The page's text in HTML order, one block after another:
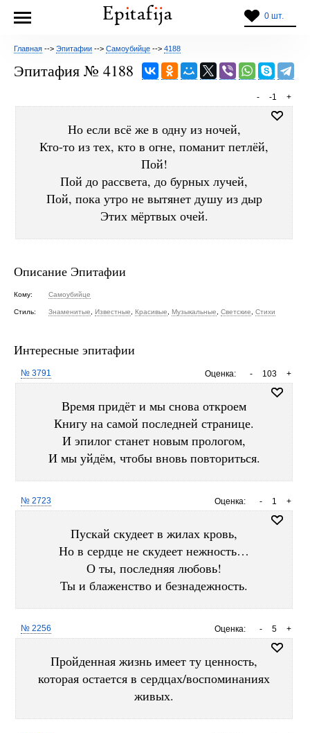
0 шт.
Главная --> Эпитафии --> Самоубийце --> 4188
Эпитафия № 4188
+
-1
-
Но если всё же в одну из ночей,
Кто-то из тех, кто в огне, поманит петлёй,
Пой!
Пой до рассвета, до бурных лучей,
Пой, пока утро не вытянет душу из дыр
Этих мёртвых очей.
Описание Эпитафии
Кому: Самоубийце
Стиль: Знаменитые Известные Красивые Музыкальные Светские Стихи
Интересные эпитафии
Оценка: +
103
-
№ 3791
Время придёт и мы снова откроем
Книгу на самой последней странице.
И эпилог станет новым прологом,
И мы уйдём, чтобы вновь повториться.
Оценка: +
1
-
№ 2723
Пускай скудеет в жилах кровь,
Но в сердце не скудеет нежность…
О ты, последняя любовь!
Ты и блаженство и безнадежность.
Оценка: +
5
-
№ 2256
Пройденная жизнь имеет ту ценность,
которая остается в сердцах/воспоминаниях
живых.